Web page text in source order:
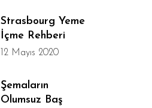
Strasbourg Yeme
İçme Rehberi
12 Mayıs 2020
Şemaların
Olumsuz Baş